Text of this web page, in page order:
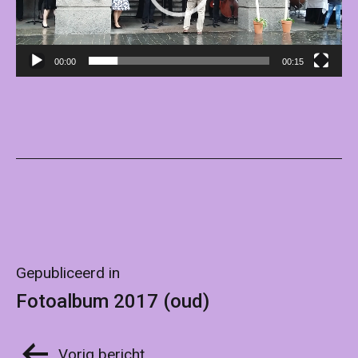
00:00 00:15
Bericht
navigatie
Gepubliceerd in
Fotoalbum 2017 (oud)
Vorig bericht